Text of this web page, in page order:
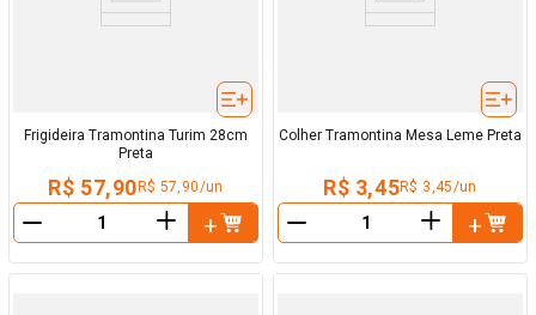
Frigideira Tramontina Turim 28cm
Preta
R$ 57,90 R$ 57,90/un
＋
Colher Tramontina Mesa Leme Preta
R$ 3,45R$ 3,45/un
＋